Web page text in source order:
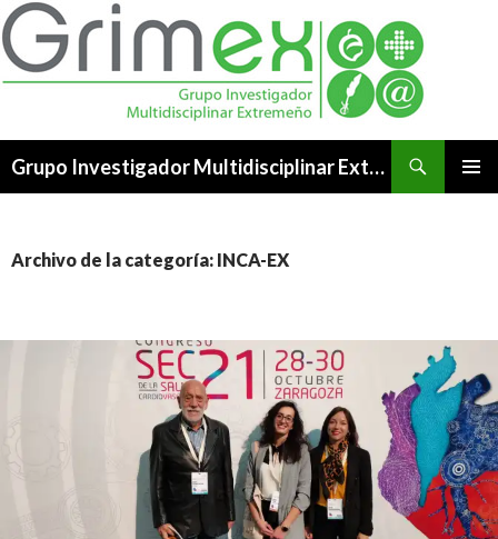
Grupo Investigador Multidisciplinar Extremeño
Archivo de la categoría: INCA-EX